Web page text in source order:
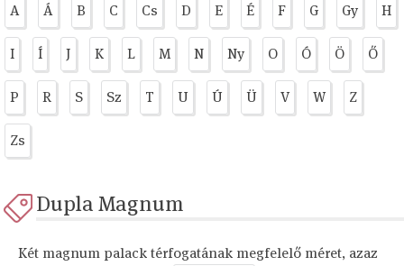
A Á B C Cs D E É F G Gy H
I Í J K L M N Ny O Ó Ö Ő
P R S Sz T U Ú Ü V W Z
Zs
Dupla Magnum
Két magnum palack térfogatának megfelelő méret, azaz